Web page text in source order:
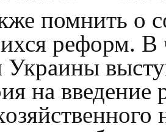
помнить о
реформ. В
Украины
на введение